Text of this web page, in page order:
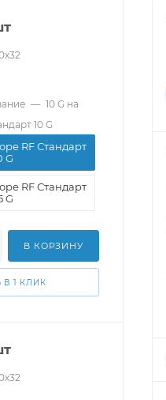
— 10 G на
10 G
RF Стандарт
G
RF Стандарт
G
В КОРЗИНУ
В 1 КЛИК